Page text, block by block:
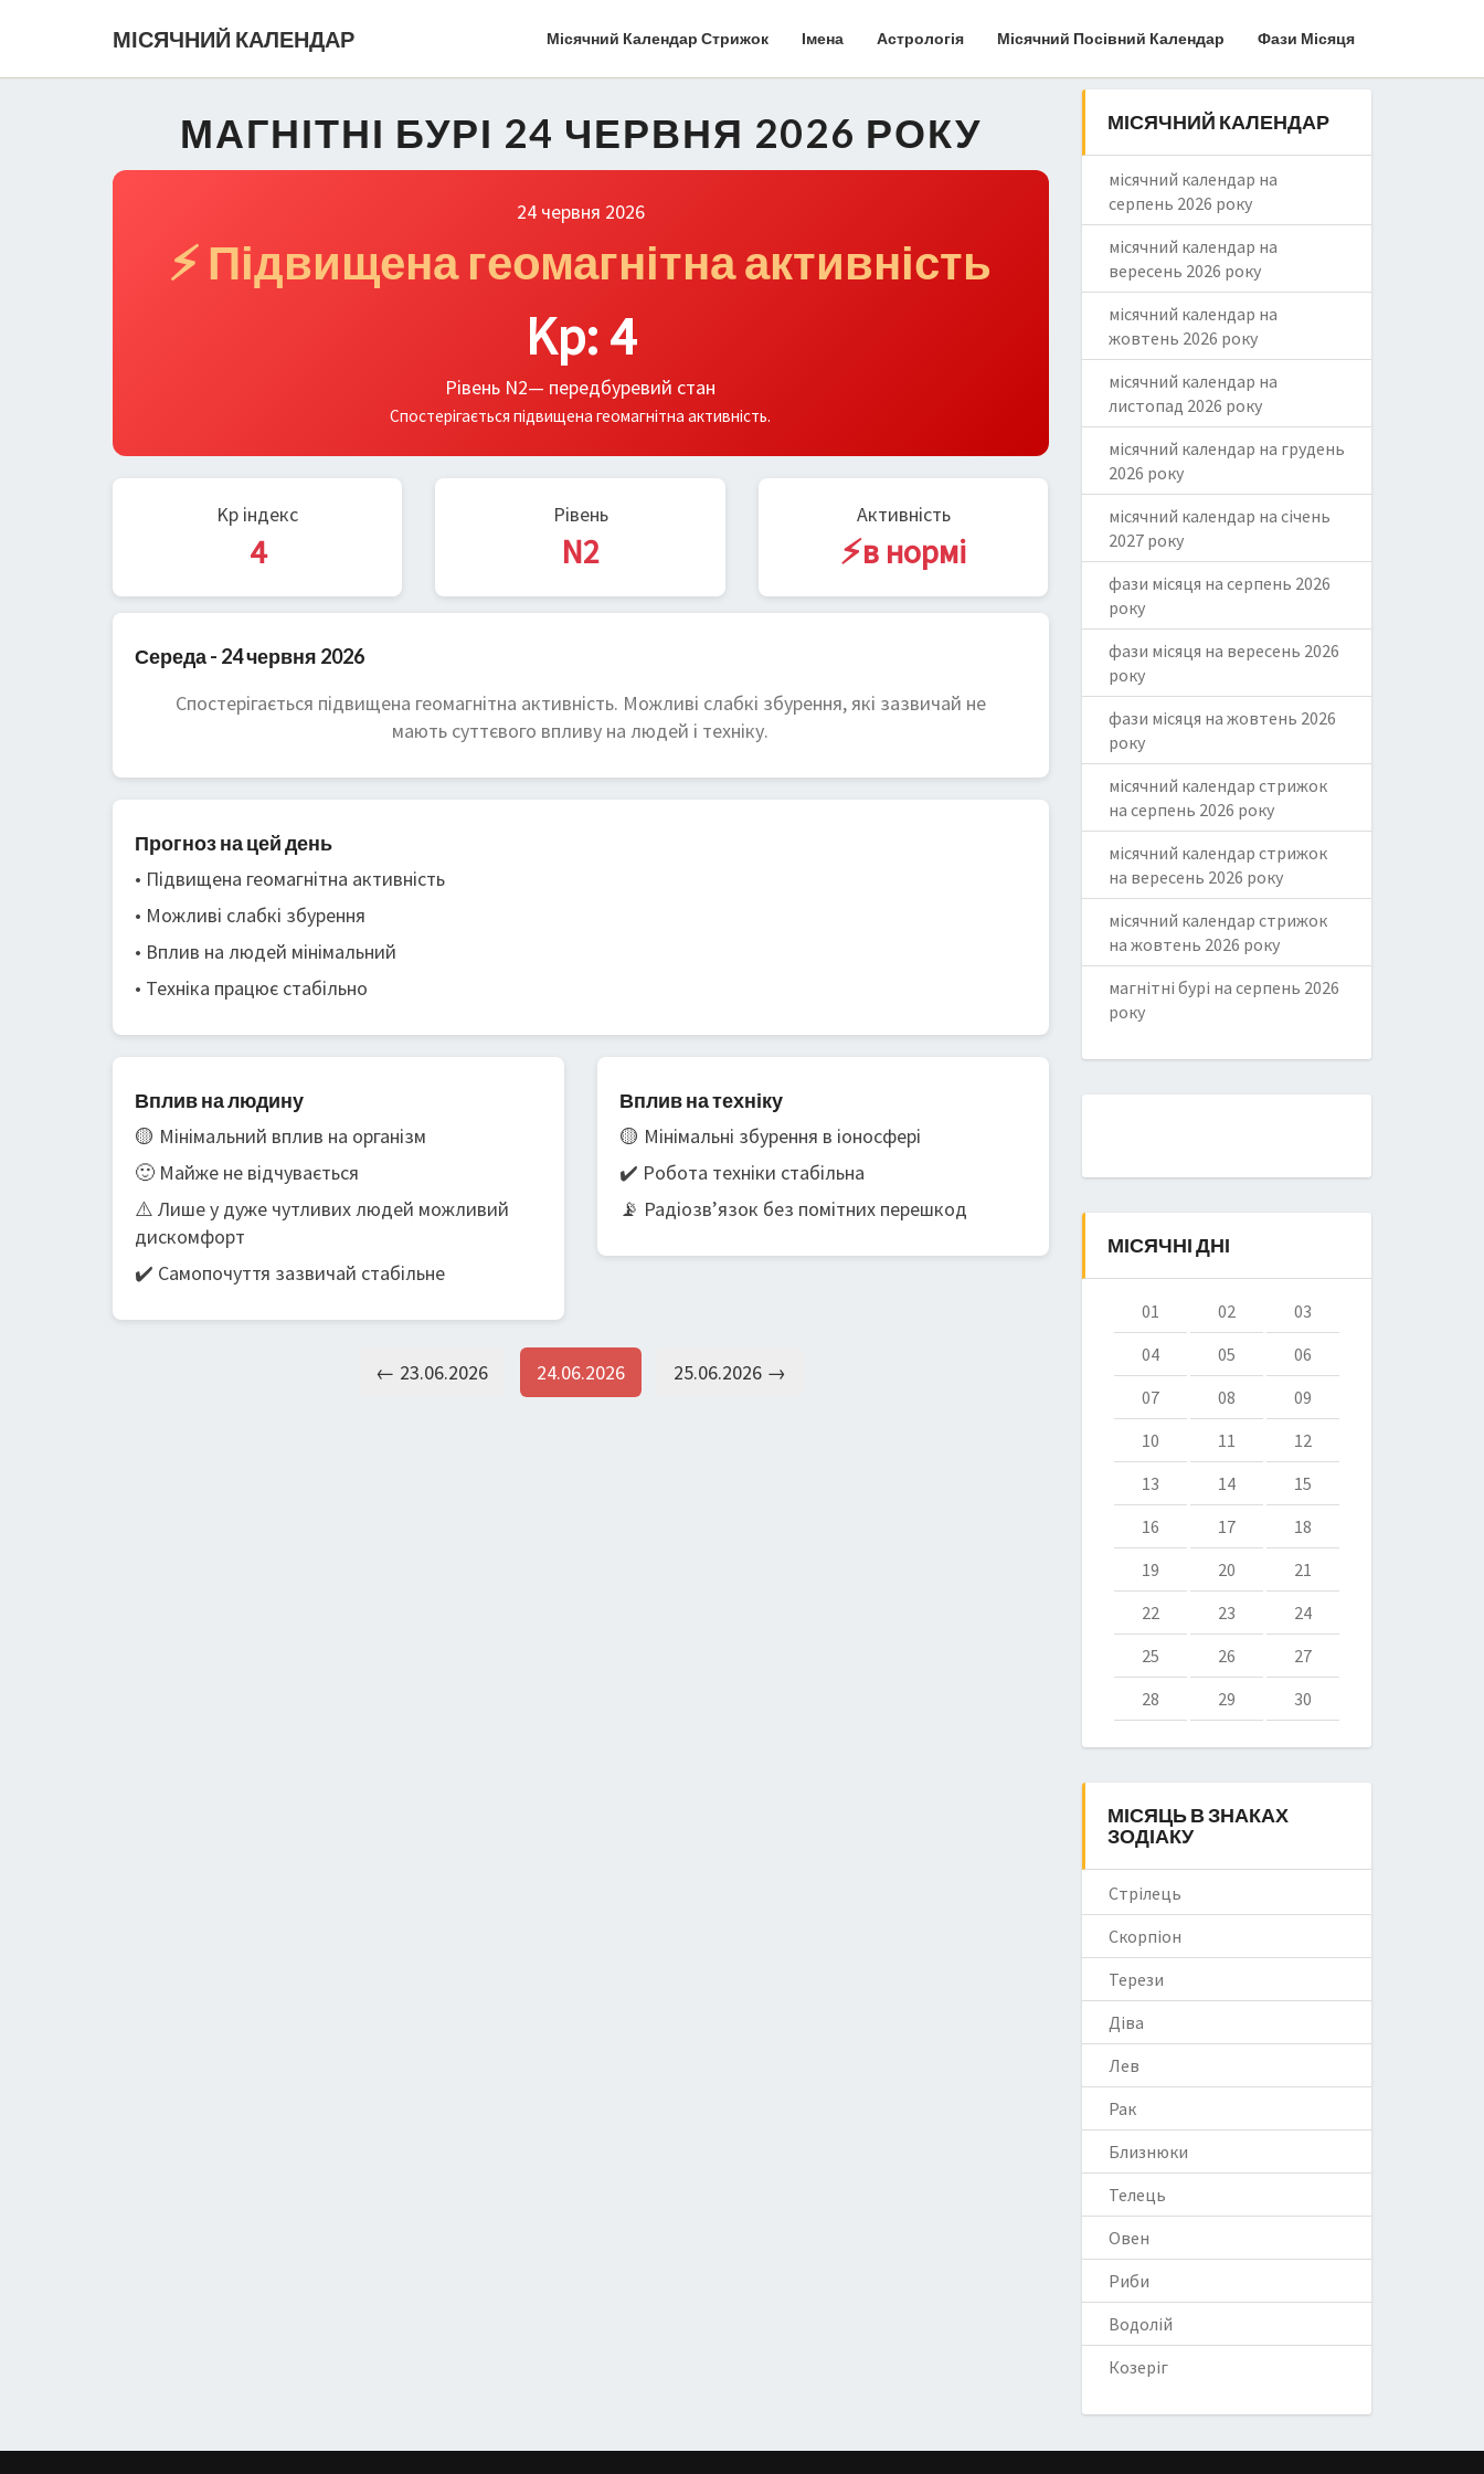
МІСЯЧНИЙ КАЛЕНДАР Місячний Календар Стрижок Імена Астрологія Місячний Посівний Календар Фази Місяця
МАГНІТНІ БУРІ 24 ЧЕРВНЯ 2026 РОКУ
24 червня 2026
⚡ Підвищена геомагнітна активність
Kp: 4
Рівень N2— передбуревий стан
Спостерігається підвищена геомагнітна активність.
Kp індекс
4
Рівень
N2
Активність
⚡в нормі
Середа - 24 червня 2026
Спостерігається підвищена геомагнітна активність. Можливі слабкі збурення, які зазвичай не
мають суттєвого впливу на людей і техніку.
Прогноз на цей день
• Підвищена геомагнітна активність
• Можливі слабкі збурення
• Вплив на людей мінімальний
• Техніка працює стабільно
Вплив на людину
🟡 Мінімальний вплив на організм
🙂 Майже не відчувається
⚠️ Лише у дуже чутливих людей можливий
дискомфорт
✔️ Самопочуття зазвичай стабільне
Вплив на техніку
🟡 Мінімальні збурення в іоносфері
✔️ Робота техніки стабільна
📡 Радіозв’язок без помітних перешкод
← 23.06.2026 24.06.2026 25.06.2026 →
МІСЯЧНИЙ КАЛЕНДАР
місячний календар на
серпень 2026 року
місячний календар на
вересень 2026 року
місячний календар на
жовтень 2026 року
місячний календар на
листопад 2026 року
місячний календар на грудень
2026 року
місячний календар на січень
2027 року
фази місяця на серпень 2026
року
фази місяця на вересень 2026
року
фази місяця на жовтень 2026
року
місячний календар стрижок
на серпень 2026 року
місячний календар стрижок
на вересень 2026 року
місячний календар стрижок
на жовтень 2026 року
магнітні бурі на серпень 2026
року
МІСЯЧНІ ДНІ
01 02
03
04
05
06
07
08
09
10
11
12
13
14
15
16
17
18
19
20
21
22
23
24
25
26
27
28
29 30
МІСЯЦЬ В ЗНАКАХ
ЗОДІАКУ
Стрілець
Скорпіон
Терези
Діва
Лев
Рак
Близнюки
Телець
Овен
Риби
Водолій
Козеріг